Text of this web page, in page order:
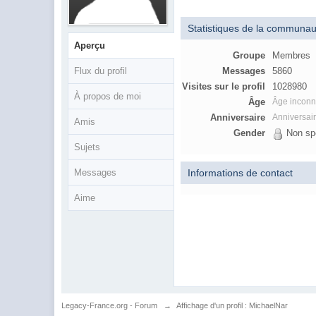
Aperçu
Flux du profil
À propos de moi
Amis
Sujets
Messages
Aime
Statistiques de la
Groupe
Membres
Messages
5860
Visites sur le profil
1028980
Âge
Âge
Anniversaire
Gender Non
Informations de contact
Legacy-France.org - Forum → Affichage d'un profil : MichaelNar